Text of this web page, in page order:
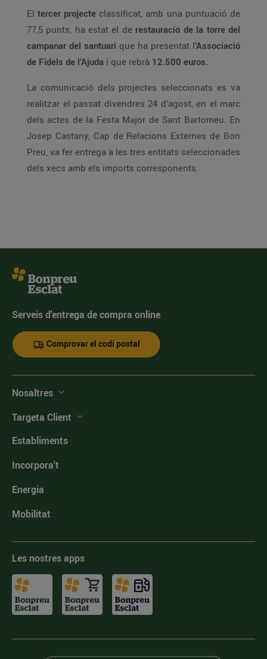
El tercer projecte classificat, amb una puntuació de
77,5 punts, ha estat el de restauració de la torre del
campanar del santuari que ha presentat l’Associació
de Fidels de l’Ajuda i que rebrà 12.500 euros.
La comunicació dels projectes seleccionats es va
realitzar el passat divendres 24 d’agost, en el marc
dels actes de la Festa Major de Sant Bartomeu. En
Josep Castany, Cap de Relacions Externes de Bon
Preu, va fer entrega a les tres entitats seleccionades
dels xecs amb els imports corresponents.
Serveis d'entrega de compra online
Comprovar el codi postal
Nosaltres
Targeta Client
Establiments
Incorpora't
Energia
Mobilitat
Les nostres apps